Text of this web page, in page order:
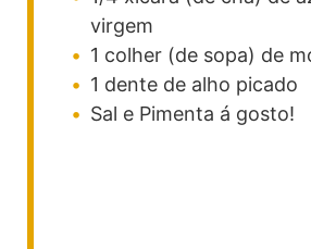
virgem
1 colher (de sopa) de
1 dente de alho picado
Sal e Pimenta á gosto!